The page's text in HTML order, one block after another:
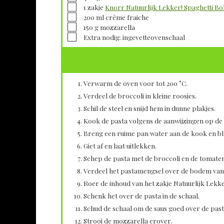
▢1 zakje Knorr Natuurlijk Lekker! Spaghetti
▢
200 ml crême fraiche
▢
150 gmozzarella
▢
Extra nodig: ingevetteovenschaal
Verwarm de oven voor tot 200 °C.
Verdeel de broccoli in kleine roosjes.
Schil de steel en snijd hem in dunne plakjes.
Kook de pasta volgens de aanwijzingen op
Breng een ruime pan water aan de kook en
Giet af en laat uitlekken.
Schep de pasta met de broccoli en de
Verdeel het pastamengsel over de bodem
Roer de inhoud van het zakje Natuurlijk
Schenk het over de pasta in de schaal.
Schud de schaal om de saus goed over de
Strooi de mozzarella erover.